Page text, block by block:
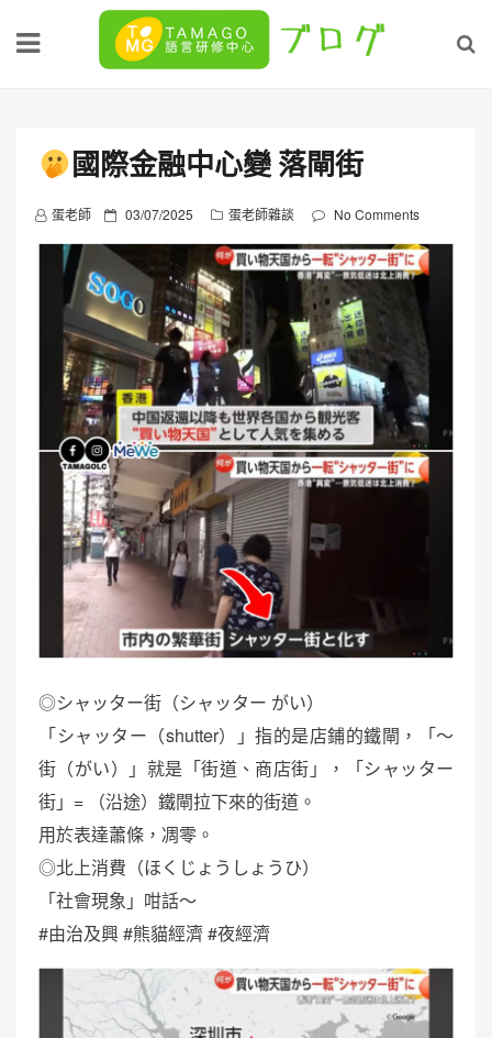
國際金融中心變 落閘街
蛋老師
P
o
t
e
d
o
n
03/07/2025 蛋老師雜談 No Comments
◎シャッター街（シャッター がい）
「シャッター（shutter）」指的是店鋪的鐵閘，「～
街（がい）」就是「街道、商店街」，「シャッター
街」= （沿途）鐵閘拉下來的街道。
用於表達蕭條，凋零。
◎北上消費（ほくじょうしょうひ）
「社會現象」咁話～
#由治及興 #熊貓經濟 #夜經濟